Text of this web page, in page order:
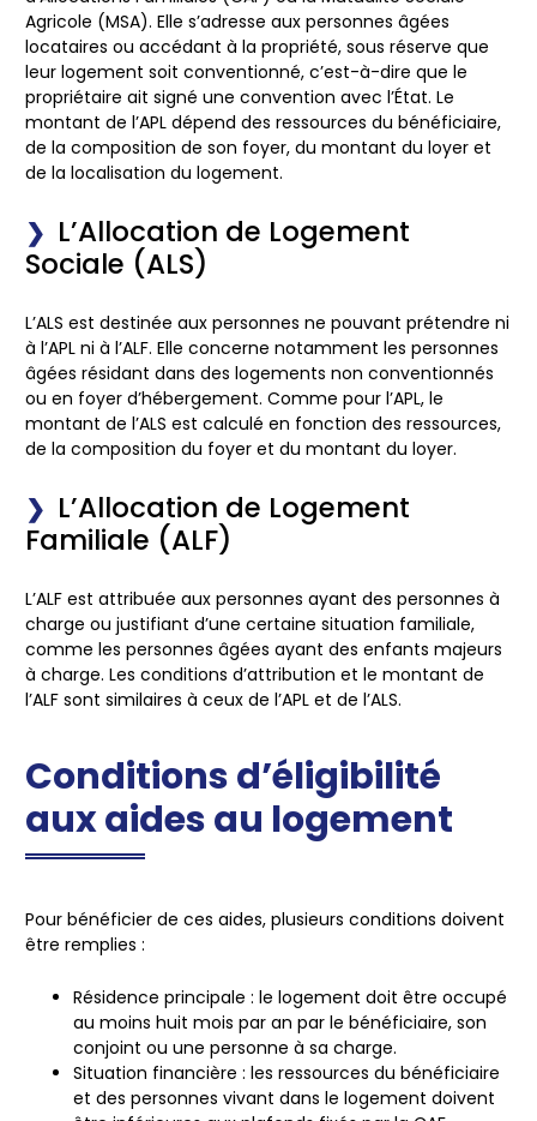
Agricole (MSA). Elle s’adresse aux personnes âgées
locataires ou accédant à la propriété, sous réserve que
leur logement soit conventionné, c’est-à-dire que le
propriétaire ait signé une convention avec l’État. Le
montant de l’APL dépend des ressources du bénéficiaire,
de la composition de son foyer, du montant du loyer et
de la localisation du logement.
L’Allocation de Logement
Sociale (ALS)
L’ALS est destinée aux personnes ne pouvant prétendre ni
à l’APL ni à l’ALF. Elle concerne notamment les personnes
âgées résidant dans des logements non conventionnés
ou en foyer d’hébergement. Comme pour l’APL, le
montant de l’ALS est calculé en fonction des ressources,
de la composition du foyer et du montant du loyer.
L’Allocation de Logement
Familiale (ALF)
L’ALF est attribuée aux personnes ayant des personnes à
charge ou justifiant d’une certaine situation familiale,
comme les personnes âgées ayant des enfants majeurs
à charge. Les conditions d’attribution et le montant de
l’ALF sont similaires à ceux de l’APL et de l’ALS.
Conditions d’éligibilité
aux aides au logement
Pour bénéficier de ces aides, plusieurs conditions doivent
être remplies :
Résidence principale : le logement doit être occupé
au moins huit mois par an par le bénéficiaire, son
conjoint ou une personne à sa charge.
Situation financière : les ressources du bénéficiaire
et des personnes vivant dans le logement doivent